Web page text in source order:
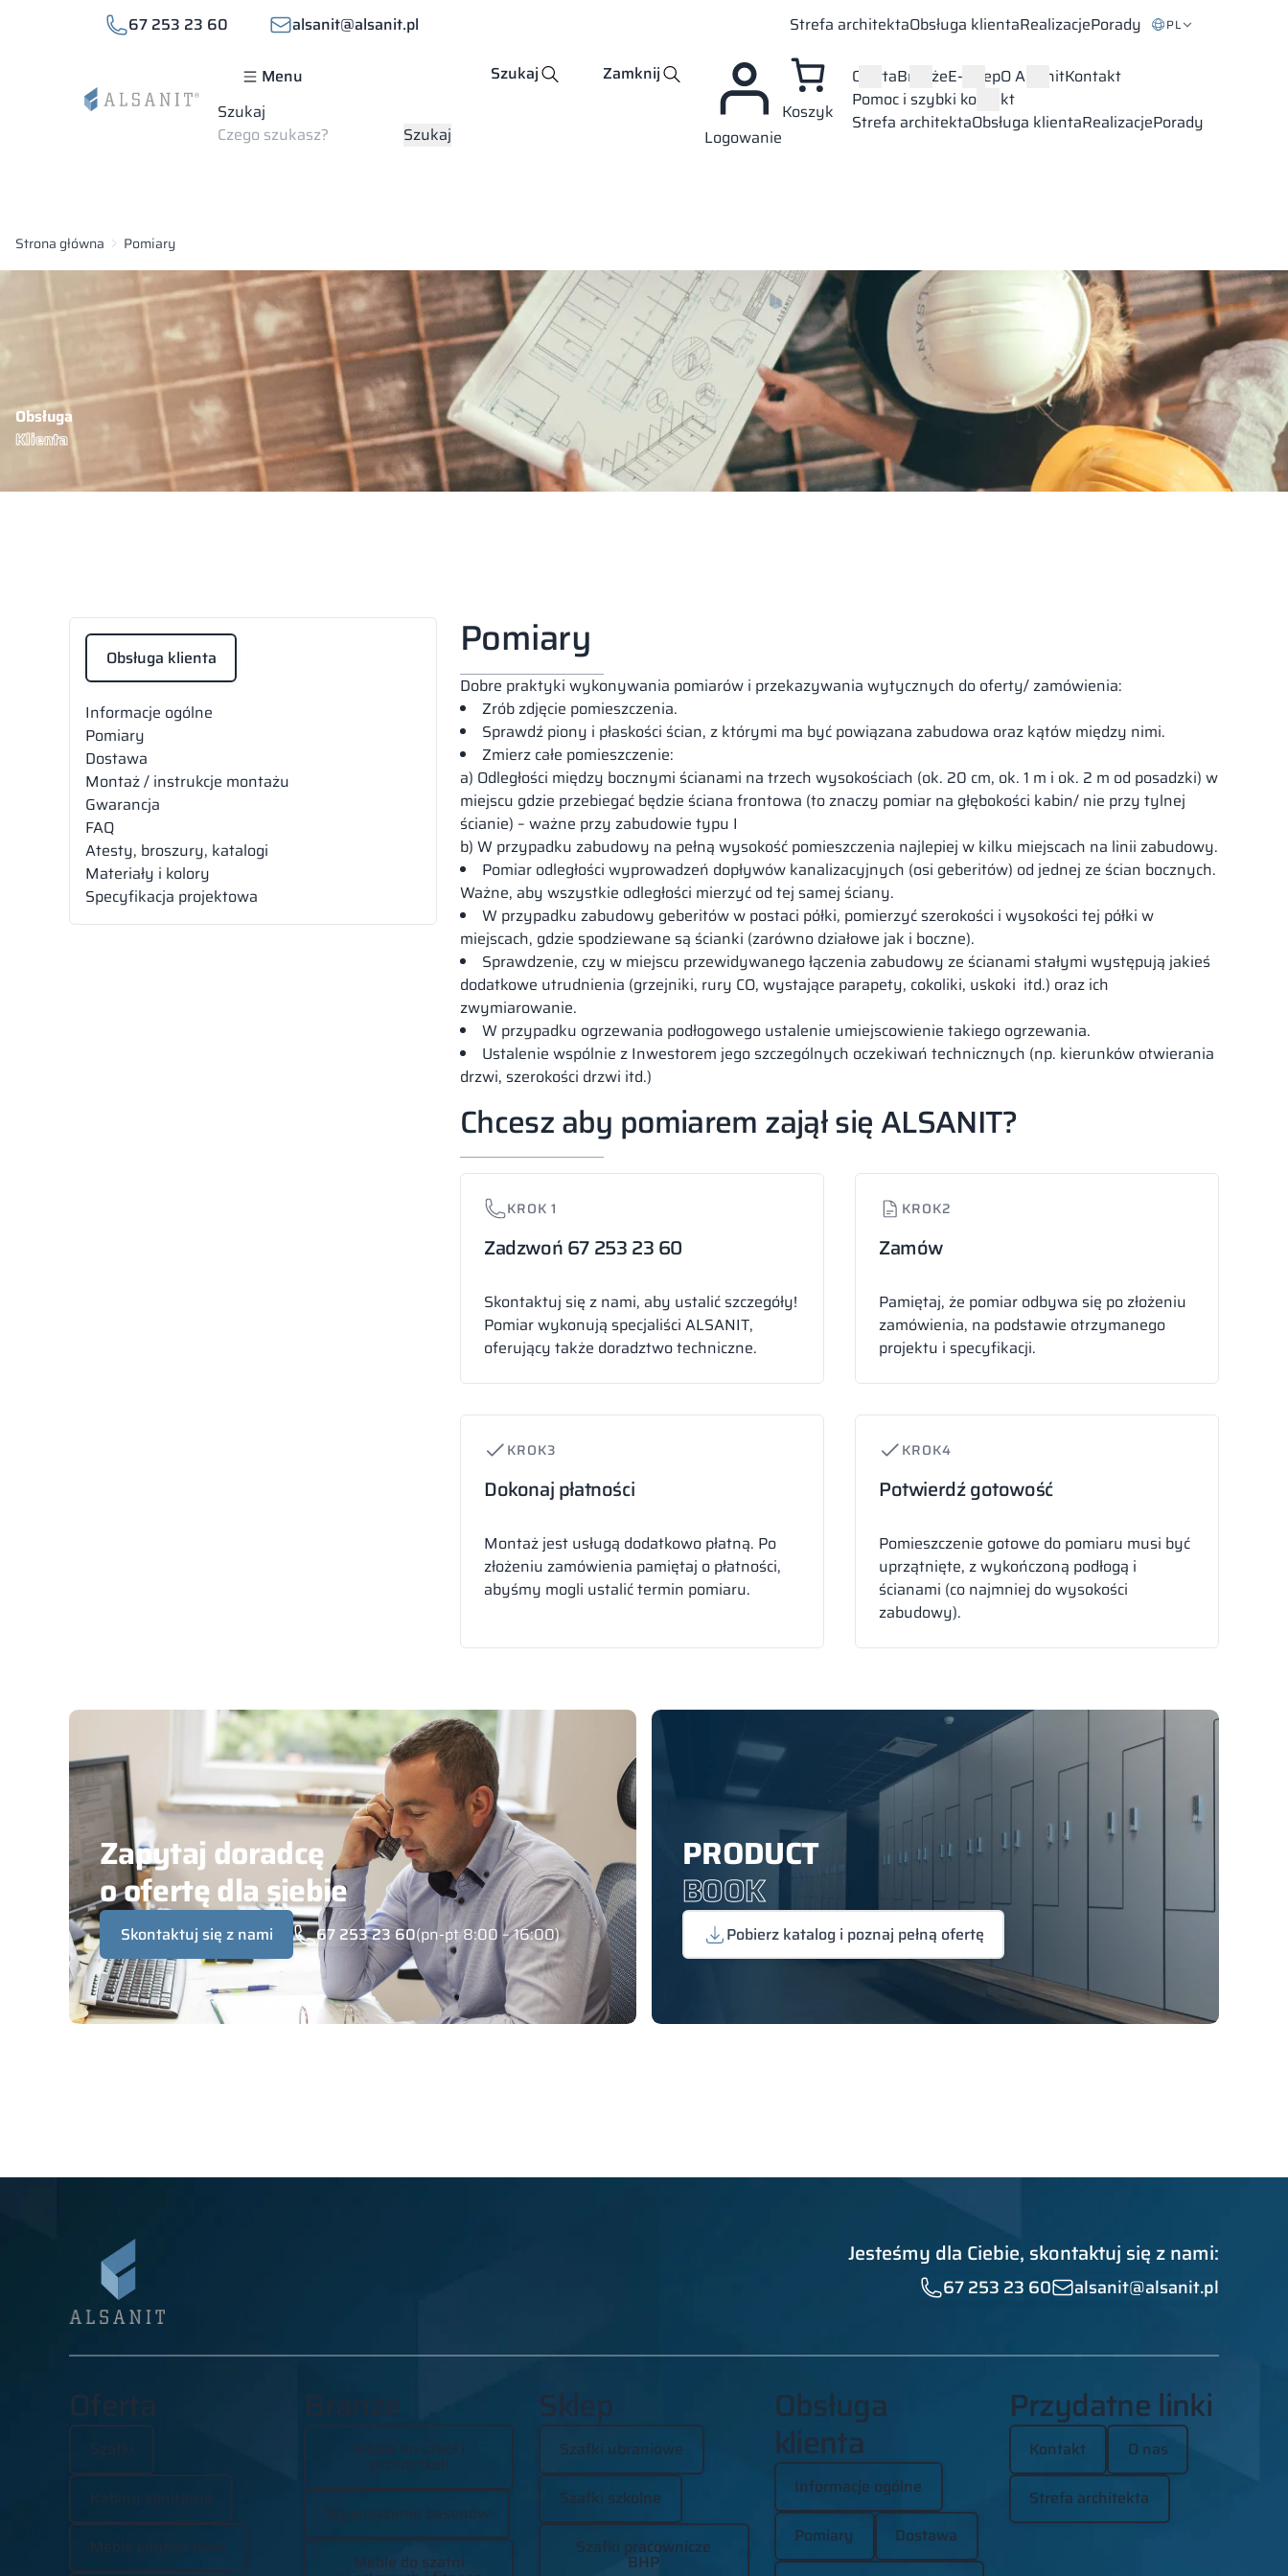
67 253 23 60 alsanit@alsanit.pl Strefa architektaObsługa klientaRealizacjePorady PL
Menu
Szukaj
Szukaj
Szukaj Zamknij
Logowanie
Koszyk
OfertaBranżeE-sklepO AlsanitKontakt
Pomoc i szybki kontakt
Strefa architektaObsługa klientaRealizacjePorady
Strona główna Pomiary
Obsługa
Klienta
Obsługa klienta
Informacje ogólne
Pomiary
Dostawa
Montaż / instrukcje montażu
Gwarancja
FAQ
Atesty, broszury, katalogi
Materiały i kolory
Specyfikacja projektowa
Pomiary
Dobre praktyki wykonywania pomiarów i przekazywania wytycznych do oferty/ zamówienia:
Zrób zdjęcie pomieszczenia.
Sprawdź piony i płaskości ścian, z którymi ma być powiązana zabudowa oraz kątów między nimi.
Zmierz całe pomieszczenie:
a) Odległości między bocznymi ścianami na trzech wysokościach (ok. 20 cm, ok. 1 m i ok. 2 m od posadzki) w
miejscu gdzie przebiegać będzie ściana frontowa (to znaczy pomiar na głębokości kabin/ nie przy tylnej
ścianie) – ważne przy zabudowie typu I
b) W przypadku zabudowy na pełną wysokość pomieszczenia najlepiej w kilku miejscach na linii zabudowy.
Pomiar odległości wyprowadzeń dopływów kanalizacyjnych (osi geberitów) od jednej ze ścian bocznych.
Ważne, aby wszystkie odległości mierzyć od tej samej ściany.
W przypadku zabudowy geberitów w postaci półki, pomierzyć szerokości i wysokości tej półki w
miejscach, gdzie spodziewane są ścianki (zarówno działowe jak i boczne).
Sprawdzenie, czy w miejscu przewidywanego łączenia zabudowy ze ścianami stałymi występują jakieś
dodatkowe utrudnienia (grzejniki, rury CO, wystające parapety, cokoliki, uskoki itd.) oraz ich
zwymiarowanie.
W przypadku ogrzewania podłogowego ustalenie umiejscowienie takiego ogrzewania.
Ustalenie wspólnie z Inwestorem jego szczególnych oczekiwań technicznych (np. kierunków otwierania
drzwi, szerokości drzwi itd.)
Chcesz aby pomiarem zajął się ALSANIT?
KROK 1
Zadzwoń 67 253 23 60
Skontaktuj się z nami, aby ustalić szczegóły!
Pomiar wykonują specjaliści ALSANIT,
oferujący także doradztwo techniczne.
KROK2
Zamów
Pamiętaj, że pomiar odbywa się po złożeniu
zamówienia, na podstawie otrzymanego
projektu i specyfikacji.
KROK3
Dokonaj płatności
Montaż jest usługą dodatkowo płatną. Po
złożeniu zamówienia pamiętaj o płatności,
abyśmy mogli ustalić termin pomiaru.
KROK4
Potwierdź gotowość
Pomieszczenie gotowe do pomiaru musi być
uprzątnięte, z wykończoną podłogą i
ścianami (co najmniej do wysokości
zabudowy).
Zapytaj doradcę
o ofertę dla siebie
Skontaktuj się z nami 67 253 23 60(pn-pt 8:00 – 16:00)
PRODUCT
BOOK
Pobierz katalog i poznaj pełną ofertę
Jesteśmy dla Ciebie, skontaktuj się z nami:
67 253 23 60 alsanit@alsanit.pl
Oferta
Kabiny sanitarne
Meble kontraktowe
Branże
Wyposażenie basenów
Meble do szatni
Sklep
Szafki ubraniowe
Szafki szkolne
Szafki pracownicze
BHP
Obsługa
klienta
Informacje ogólne
Pomiary Dostawa
Przydatne linki
Kontakt O nas
Strefa architekta